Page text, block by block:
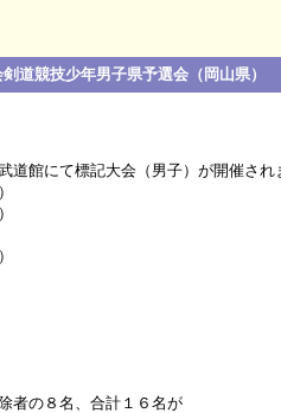
道競技少年男子県予選会（岡山県）
道館にて標記大会（男子）が開催さ
者の８名、合計１６名が